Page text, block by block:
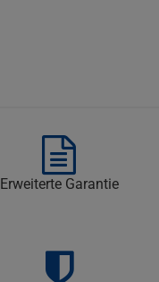
Erweiterte Garantie